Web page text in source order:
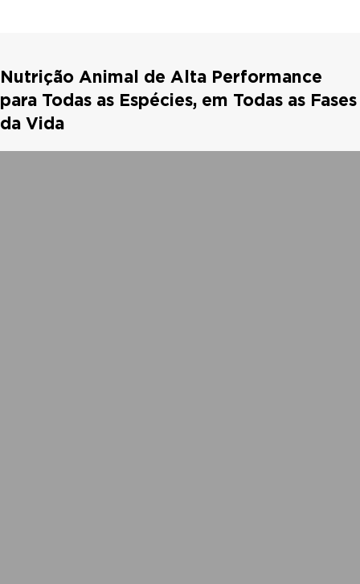
Nutrição Animal de Alta Performance
para Todas as Espécies, em Todas as Fases
da Vida